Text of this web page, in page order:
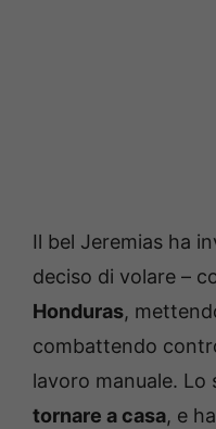
Il bel Jeremias ha
deciso di volare –
Honduras,
combattendo
lavoro manuale. Lo
tornare a casa, e